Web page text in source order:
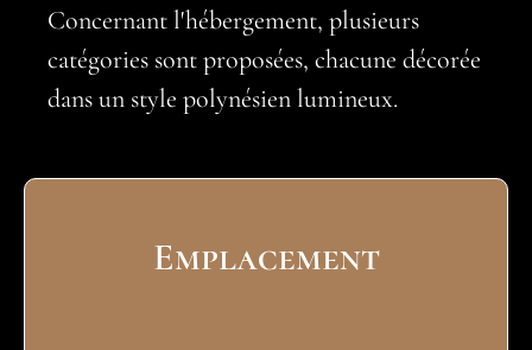
Concernant l'hébergement, plusieurs
catégories sont proposées, chacune décorée
dans un style polynésien lumineux.
Emplacement